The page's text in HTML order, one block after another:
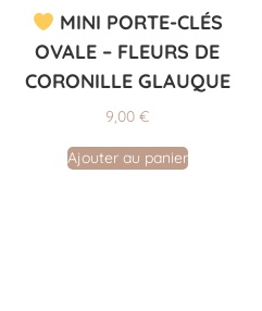
MINI PORTE-CLÉS
OVALE – FLEURS DE
CORONILLE GLAUQUE
9,00 €
Ajouter au panier